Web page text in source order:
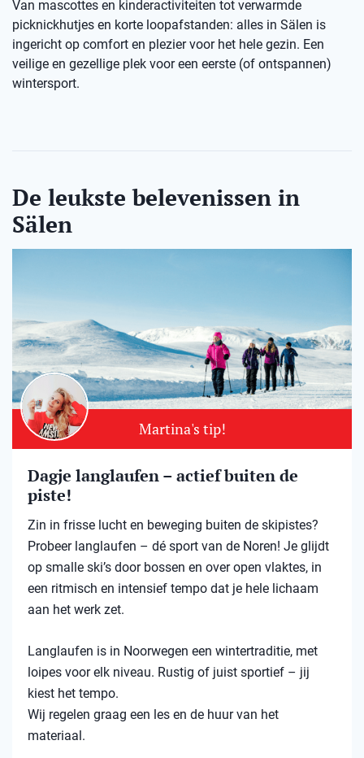
Van mascottes en kinderactiviteiten tot verwarmde
picknickhutjes en korte loopafstanden: alles in Sälen is
ingericht op comfort en plezier voor het hele gezin. Een
veilige en gezellige plek voor een eerste (of ontspannen)
wintersport.
De leukste belevenissen in
Sälen
Martina's tip!
Dagje langlaufen – actief buiten de
piste!
Zin in frisse lucht en beweging buiten de skipistes?
Probeer langlaufen – dé sport van de Noren! Je glijdt
op smalle ski’s door bossen en over open vlaktes, in
een ritmisch en intensief tempo dat je hele lichaam
aan het werk zet.
Langlaufen is in Noorwegen een wintertraditie, met
loipes voor elk niveau. Rustig of juist sportief – jij
kiest het tempo.
Wij regelen graag een les en de huur van het
materiaal.